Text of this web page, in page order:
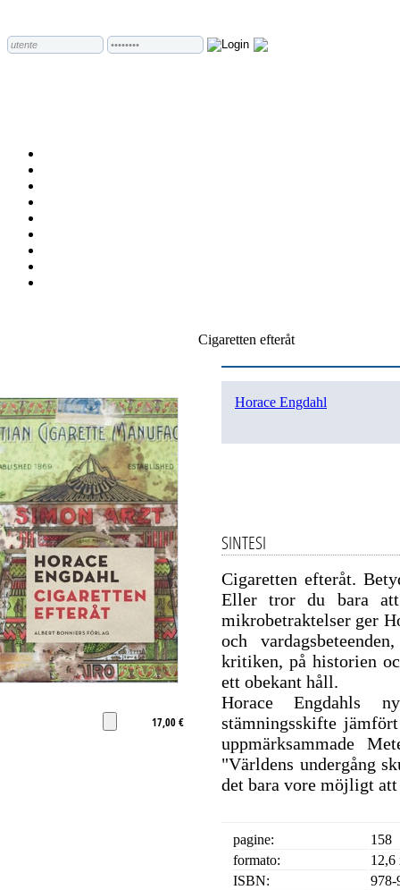
Cigaretten efteråt
17,00 €
Horace Engdahl
SINTESI
Cigaretten efteråt.
Eller tror du bara
mikrobetraktelser ger
och
kritiken, på historien
ett obekant håll.
Horace Engdahls
stämningsskifte
uppmärksammade
"Världens undergång
det bara vore möjligt
pagine:
158
formato:
12,6
ISBN:
978-